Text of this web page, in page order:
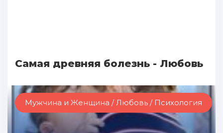
Cамая древняя болезнь - Любовь
Мужчина и Женщина / Любовь / Психология